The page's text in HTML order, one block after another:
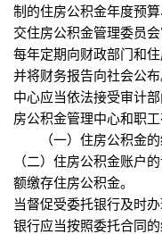
制的住房公积金年度预
交住房公积金管理委
每年定期向财政部门和
并将财务报告向社会
中心应当依法接受审
房公积金管理中心和职
（一）住房公积金
（二）住房公积金账
额缴存住房公积金。
当督促受委托银行及
银行应当按照委托合同